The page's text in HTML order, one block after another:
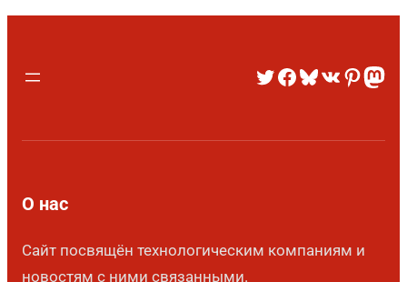
О нас
Сайт посвящён технологическим компаниям и
новостям с ними связанными.